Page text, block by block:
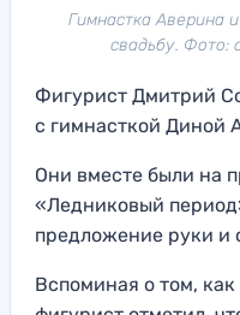
Гимнастка Аверина
свадьбу. Фото:
Фигурист Дмитрий
с гимнасткой Диной
Они вместе были на
«Ледниковый
предложение руки и
Вспоминая о том,